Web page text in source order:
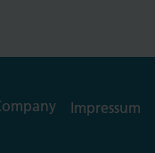
Impressum